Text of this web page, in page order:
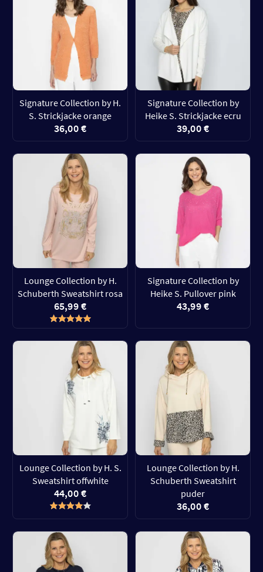
Signature Collection by H.
S. Strickjacke orange
36,00 €
Signature Collection by
Heike S. Strickjacke ecru
39,00 €
Lounge Collection by H.
Schuberth Sweatshirt rosa
65,99 €
Signature Collection by
Heike S. Pullover pink
43,99 €
Lounge Collection by H. S.
Sweatshirt offwhite
44,00 €
Lounge Collection by H.
Schuberth Sweatshirt
puder
36,00 €